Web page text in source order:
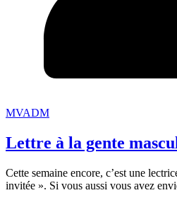
MVADM
Lettre à la gente
Cette semaine encore, c’est une
invitée ». Si vous aussi vous avez